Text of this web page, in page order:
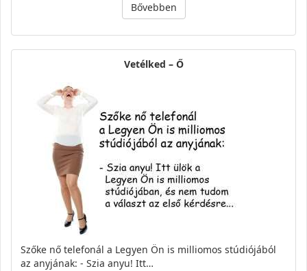
Bővebben
Vetélked – Ő
Szőke nő telefonál a Legyen Ön is milliomos stúdiójából
az anyjának: - Szia anyu! Itt…